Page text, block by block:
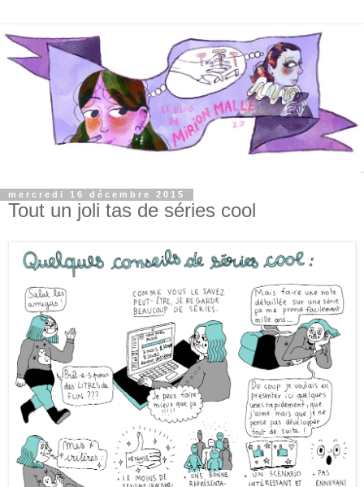
mercredi 16 décembre 2015
Tout un joli tas de séries cool